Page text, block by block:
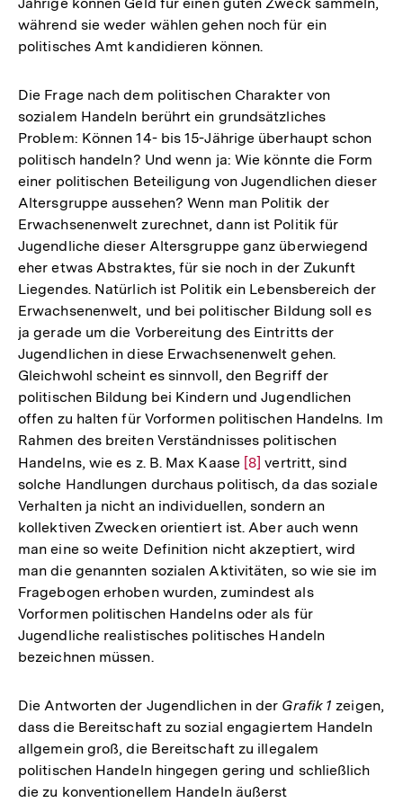
während sie weder wählen gehen noch für ein
politisches Amt kandidieren können.
Die Frage nach dem politischen Charakter von
sozialem Handeln berührt ein grundsätzliches
Problem: Können 14- bis 15-Jährige überhaupt schon
politisch handeln? Und wenn ja: Wie könnte die Form
einer politischen Beteiligung von Jugendlichen dieser
Altersgruppe aussehen? Wenn man Politik der
Erwachsenenwelt zurechnet, dann ist Politik für
Jugendliche dieser Altersgruppe ganz überwiegend
eher etwas Abstraktes, für sie noch in der Zukunft
Liegendes. Natürlich ist Politik ein Lebensbereich der
Erwachsenenwelt, und bei politischer Bildung soll es
ja gerade um die Vorbereitung des Eintritts der
Jugendlichen in diese Erwachsenenwelt gehen.
Gleichwohl scheint es sinnvoll, den Begriff der
politischen Bildung bei Kindern und Jugendlichen
offen zu halten für Vorformen politischen Handelns. Im
Rahmen des breiten Verständnisses politischen
Handelns, wie es z. B. Max Kaase Zur
Auflösung
der
Fußnote
[8] vertritt, sind
solche Handlungen durchaus politisch, da das soziale
Verhalten ja nicht an individuellen, sondern an
kollektiven Zwecken orientiert ist. Aber auch wenn
man eine so weite Definition nicht akzeptiert, wird
man die genannten sozialen Aktivitäten, so wie sie im
Fragebogen erhoben wurden, zumindest als
Vorformen politischen Handelns oder als für
Jugendliche realistisches politisches Handeln
bezeichnen müssen.
Die Antworten der Jugendlichen in der Grafik 1 zeigen,
dass die Bereitschaft zu sozial engagiertem Handeln
allgemein groß, die Bereitschaft zu illegalem
politischen Handeln hingegen gering und schließlich
die zu konventionellem Handeln äußerst